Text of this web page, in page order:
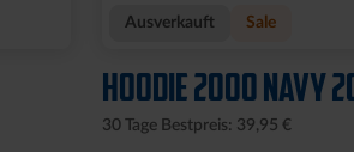
Ausverkauft Sale
HOODIE 2000 NAVY
30 Tage Bestpreis: 39,95 €